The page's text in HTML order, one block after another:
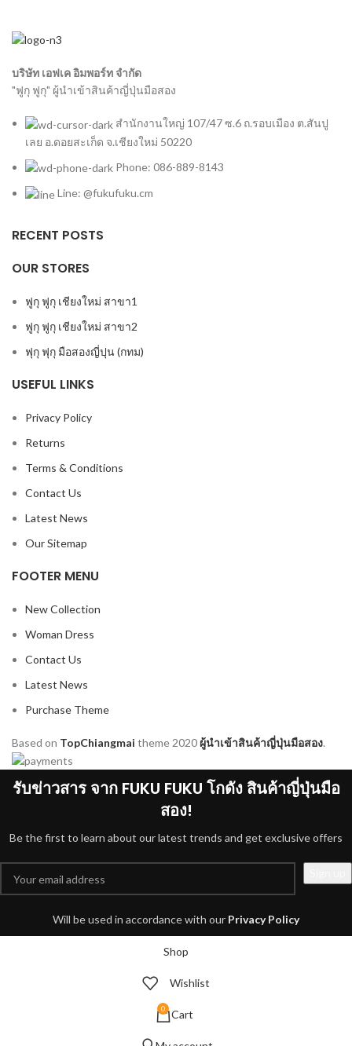
บริษัท เอฟเค อิมพอร์ท จำกัด
"ฟูกุ ฟูกุ" ผู้นำเข้าสินค้าญี่ปุ่นมือสอง
สำนักงานใหญ่ 107/47 ซ.6 ถ.รอบเมือง ต.สันปู
เลย อ.ดอยสะเก็ด จ.เชียงใหม่ 50220
Phone: 086-889-8143
Line: @fukufuku.cm
RECENT POSTS
OUR STORES
ฟูกุ ฟูกุ เชียงใหม่ สาขา1
ฟูกุ ฟูกุ เชียงใหม่ สาขา2
ฟุกุ ฟุกุ มือสองญี่ปุน (กทม)
USEFUL LINKS
Privacy Policy
Returns
Terms & Conditions
Contact Us
Latest News
Our Sitemap
FOOTER MENU
New Collection
Woman Dress
Contact Us
Latest News
Purchase Theme
Based on TopChiangmai theme 2020 ผู้นำเข้าสินค้าญี่ปุ่นมือสอง.
รับข่าวสาร จาก FUKU FUKU โกดัง สินค้าญี่ปุ่นมือ
สอง!
Be the first to learn about our latest trends and get exclusive offers
Will be used in accordance with our Privacy Policy
Shop
Wishlist
0 Cart